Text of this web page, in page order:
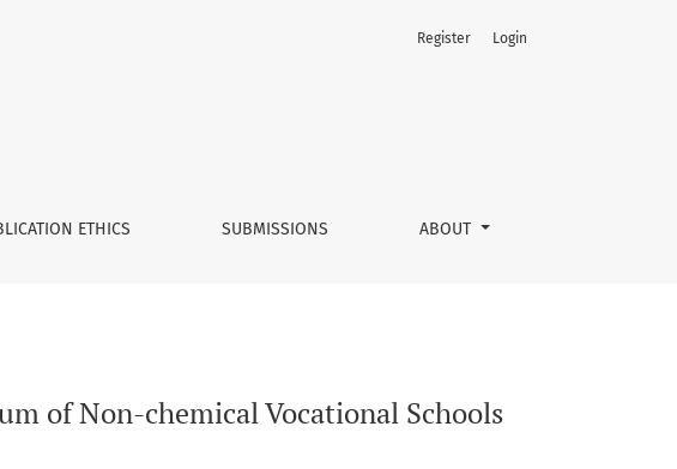
ETHICS SUBMISSIONS ABOUT
Register Login
of Non-chemical Vocational Schools